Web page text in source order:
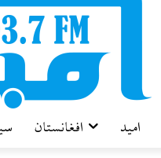
امید افغانستان